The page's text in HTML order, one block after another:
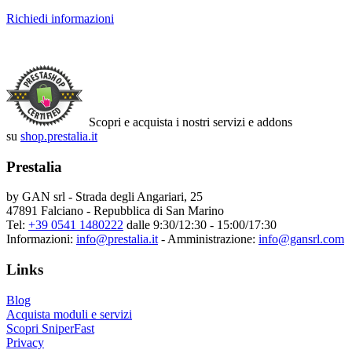
Richiedi informazioni
Scopri e acquista i nostri servizi e addons
su shop.prestalia.it
Prestalia
by GAN srl - Strada degli Angariari, 25
47891 Falciano - Repubblica di San Marino
Tel: +39 0541 1480222 dalle 9:30/12:30 - 15:00/17:30
Informazioni: info@prestalia.it- Amministrazione: info@gansrl.com
Links
Blog
Acquista moduli e servizi
Scopri SniperFast
Privacy